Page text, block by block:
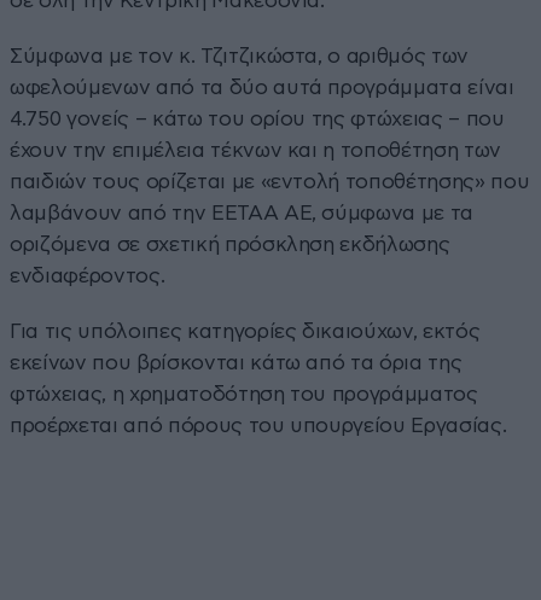
Σύμφωνα με τον κ. Τζιτζικώστα, ο αριθμός των
ωφελούμενων από τα δύο αυτά προγράμματα είναι
4.750 γονείς – κάτω του ορίου της φτώχειας – που
έχουν την επιμέλεια τέκνων και η τοποθέτηση των
παιδιών τους ορίζεται με «εντολή τοποθέτησης» που
λαμβάνουν από την ΕΕΤΑΑ ΑΕ, σύμφωνα με τα
οριζόμενα σε σχετική πρόσκληση εκδήλωσης
ενδιαφέροντος.
Για τις υπόλοιπες κατηγορίες δικαιούχων, εκτός
εκείνων που βρίσκονται κάτω από τα όρια της
φτώχειας, η χρηματοδότηση του προγράμματος
προέρχεται από πόρους του υπουργείου Εργασίας.